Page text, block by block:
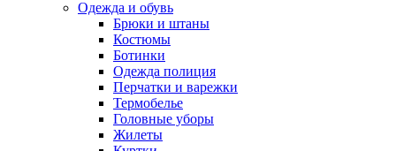
Одежда и обувь
Брюки и штаны
Костюмы
Ботинки
Одежда полиция
Перчатки и варежки
Термобелье
Головные уборы
Жилеты